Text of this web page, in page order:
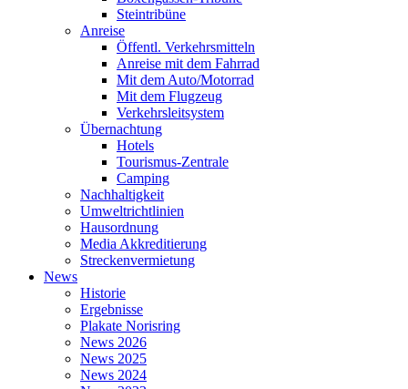
Steintribüne
Anreise
Öffentl. Verkehrsmitteln
Anreise mit dem Fahrrad
Mit dem Auto/Motorrad
Mit dem Flugzeug
Verkehrsleitsystem
Übernachtung
Hotels
Tourismus-Zentrale
Camping
Nachhaltigkeit
Umweltrichtlinien
Hausordnung
Media Akkreditierung
Streckenvermietung
News
Historie
Ergebnisse
Plakate Norisring
News 2026
News 2025
News 2024